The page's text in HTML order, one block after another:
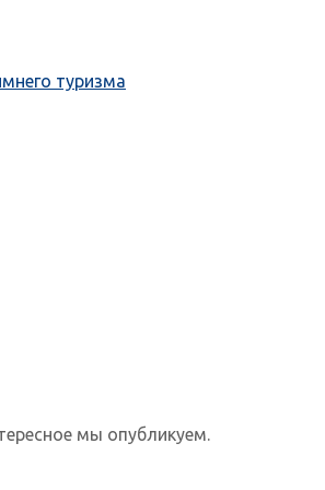
туризма
мы опубликуем.